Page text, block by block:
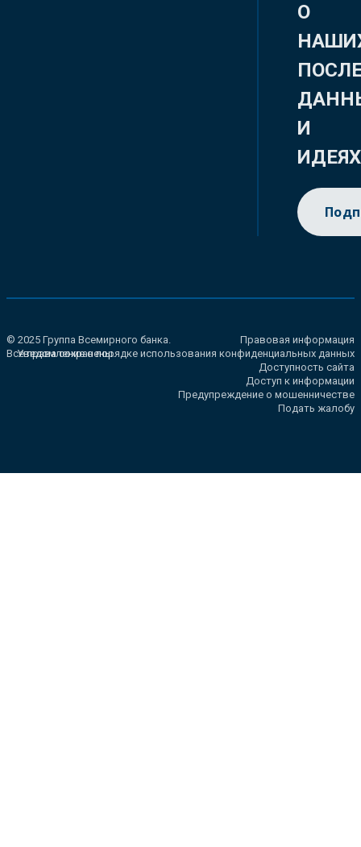
О
И
ИДЕЯХ
© 2025 Группа Всемирного банка.
Все права сохранены.
Правовая информация
Уведомление о порядке использования конфиденциальных данных
Доступность сайта
Доступ к информации
Предупреждение о мошенничестве
Подать жалобу